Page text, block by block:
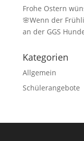
Frohe Ostern
🌸Wenn der
an der GGS
Kategorien
Allgemein
Schülerangebote